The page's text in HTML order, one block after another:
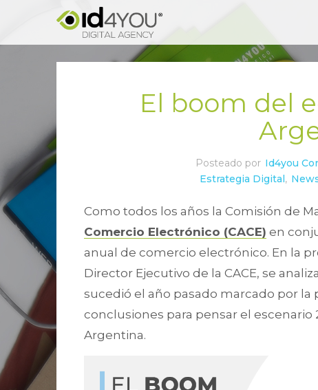
El boom del
Posteado por Id4you
Estrategia Digital,
Como todos los años la Comisión de
Comercio Electrónico (CACE) en
anual de comercio electrónico. En la
Director Ejecutivo de la CACE, se
sucedió el año pasado marcado por
conclusiones para pensar el
Argentina.